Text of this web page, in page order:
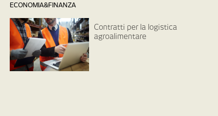
ECONOMIA&FINANZA
Contratti per la logistica
agroalimentare